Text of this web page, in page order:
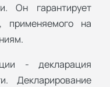
Он гарантирует
применяемого на
- декларация
Декларирование